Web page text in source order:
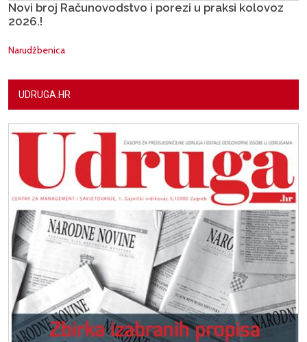
Novi broj Računovodstvo i porezi u praksi kolovoz
2026.!
Narudžbenica
UDRUGA.HR